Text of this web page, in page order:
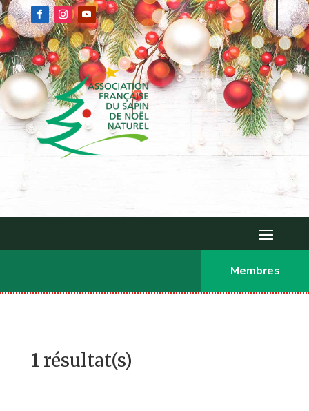
Membres
1 résultat(s)